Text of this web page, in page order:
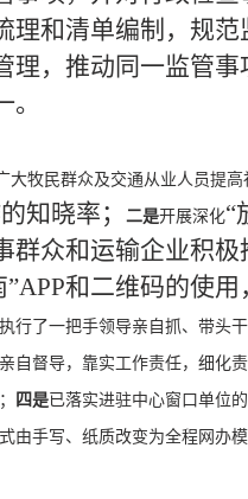
理和清单编制，规
理，推动同一监管
大牧民群众及交通从业人员提
知晓率； 二是开展深化“
群众和运输企业积极
”APP和二维码的使
行了一把手领导亲自抓、带头
自督导，靠实工作责任，细化
四是已落实进驻中心窗口单位
由手写、纸质改变为全程网办